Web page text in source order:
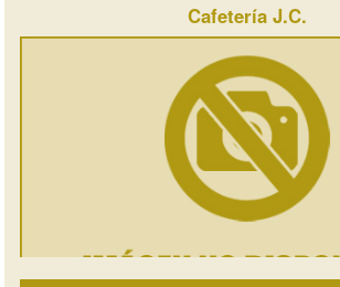
Cafetería J.C.